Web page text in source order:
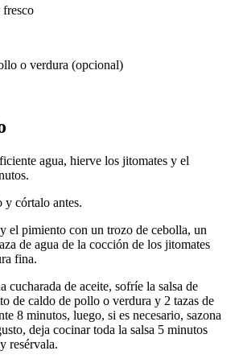
fresco
o verdura (opcional)
agua, hierve los jitomates y el
y córtalo antes.
el pimiento con un trozo de cebolla, un
de agua de la cocción de los jitomates
fina.
cucharada de aceite, sofríe la salsa de
de caldo de pollo o verdura y 2 tazas de
8 minutos, luego, si es necesario, sazona
deja cocinar toda la salsa 5 minutos
resérvala.